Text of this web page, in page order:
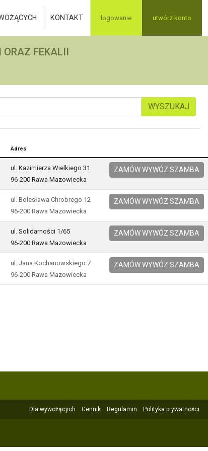
KONTAKT logowanie utwórz konto
ORAZ FEKALII
WYSZUKAJ
Adres
ul. Kazimierza Wielkiego 31
96-200 Rawa Mazowiecka
ZAMÓW WYWÓZ SZAMBA
ul. Bolesława Chrobrego 12
96-200 Rawa Mazowiecka
ZAMÓW WYWÓZ SZAMBA
ul. Solidarności 1/65
96-200 Rawa Mazowiecka
ZAMÓW WYWÓZ SZAMBA
ul. Jana Kochanowskiego 7
96-200 Rawa Mazowiecka
ZAMÓW WYWÓZ SZAMBA
Dla wywożących Cennik Regulamin Polityka prywatności